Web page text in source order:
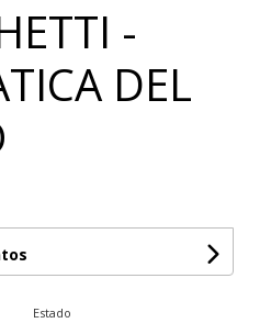
-
DEL
Estado